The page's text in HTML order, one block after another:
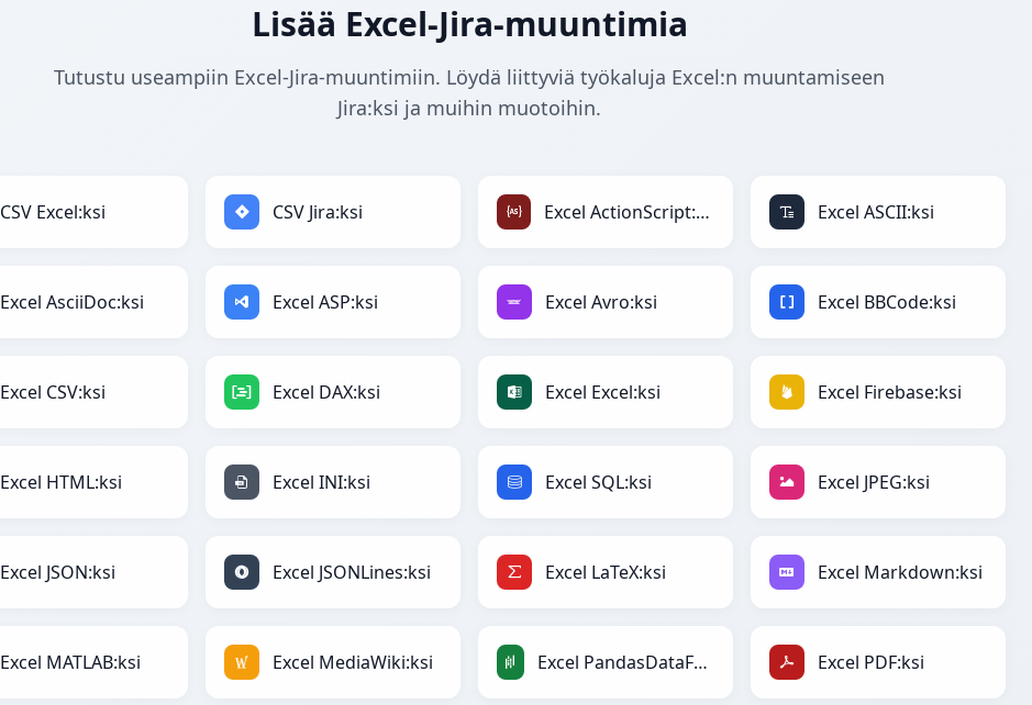
Lisää Excel-Jira-muuntimia
Tutustu useampiin Excel-Jira-muuntimiin. Löydä liittyviä työkaluja Excel:n muuntamiseen
Jira:ksi ja muihin muotoihin.
CSV Excel:ksi CSV Jira:ksi Excel ActionScript:ksi Excel ASCII:ksi
Excel AsciiDoc:ksi Excel ASP:ksi Excel Avro:ksi Excel BBCode:ksi
Excel CSV:ksi Excel DAX:ksi Excel Excel:ksi Excel Firebase:ksi
Excel HTML:ksi Excel INI:ksi Excel SQL:ksi Excel JPEG:ksi
Excel JSON:ksi Excel JSONLines:ksi Excel LaTeX:ksi Excel Markdown:ksi
Excel MATLAB:ksi Excel MediaWiki:ksi Excel PandasDataFrame:ksi Excel PDF:ksi